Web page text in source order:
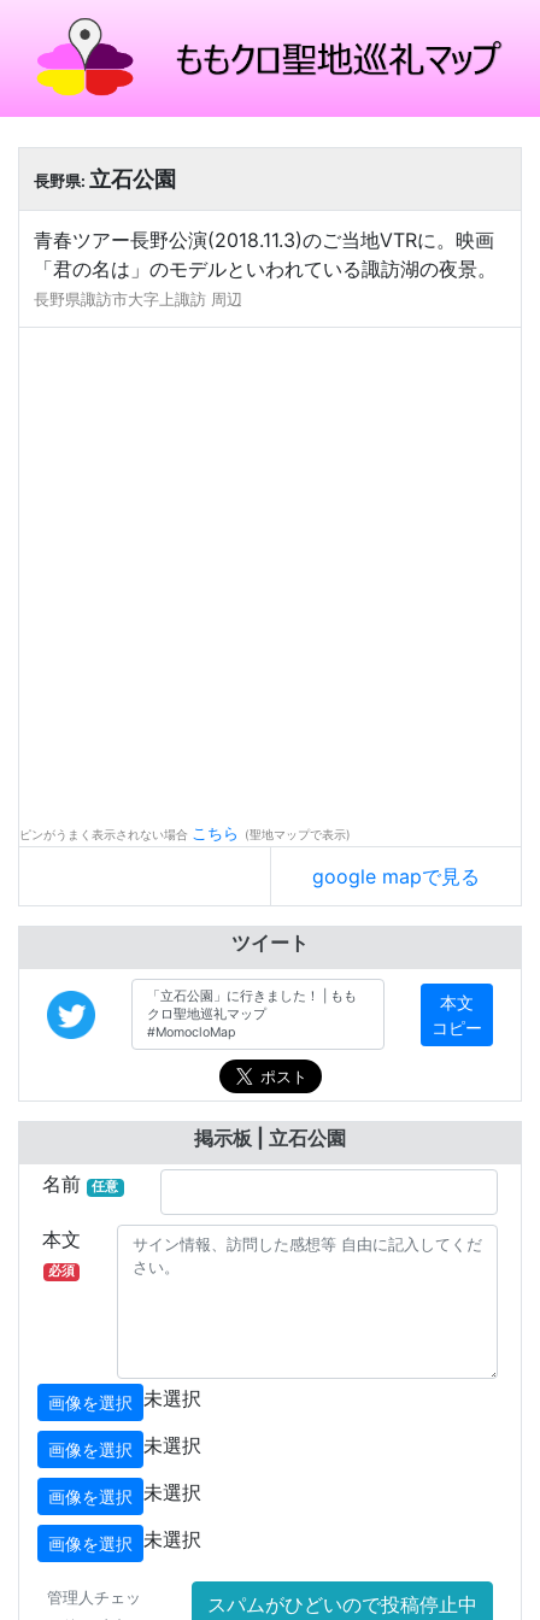
長野県: 立石公園
青春ツアー長野公演(2018.11.3)のご当地VTRに。映画
「君の名は」のモデルといわれている諏訪湖の夜景。
長野県諏訪市大字上諏訪 周辺
ピンがうまく表示されない場合 こちら (聖地マップで表示)
google mapで見る
ツイート
本文
コピー
掲示板 | 立石公園
名前
任意
本文
必須
画像を選択 未選択
画像を選択 未選択
画像を選択 未選択
画像を選択 未選択
管理人チェッ
スパムがひどいので投稿停止中